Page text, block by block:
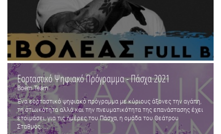
Εορταστικό Ψηφιακό Πρόγραμμα - Πάσχα 2021
Boem Team
Ένα εορταστικό ψηφιακό πρόγραμμα με κύριους άξονες την αγάπη,
τη στωικότητα αλλά και την πνευματικότητα της επανάστασης έχει
ετοιμάσει, για τις ημέρες του Πάσχα, η ομάδα του Θεάτρου
Σταθμός. ...